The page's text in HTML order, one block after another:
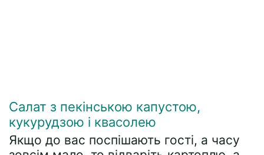
Салат з пекінською капустою,
кукурудзою і квасолею
Якщо до вас поспішають гості, а часу